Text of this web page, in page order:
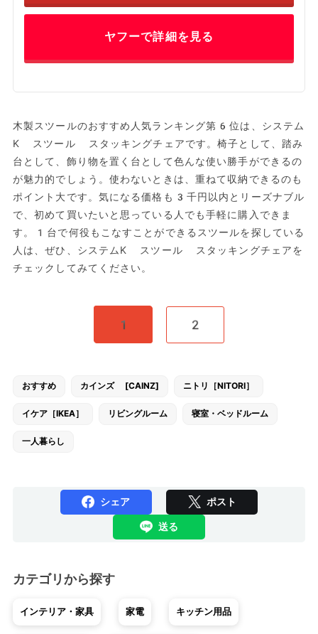
ヤフーで詳細を見る
木製スツールのおすすめ人気ランキング第6位は、システム
K スツール スタッキングチェアです。椅子として、踏み
台として、飾り物を置く台として色んな使い勝手ができるの
が魅力的でしょう。使わないときは、重ねて収納できるのも
ポイント大です。気になる価格も3千円以内とリーズナブル
で、初めて買いたいと思っている人でも手軽に購入できま
す。1台で何役もこなすことができるスツールを探している
人は、ぜひ、システムK スツール スタッキングチェアを
チェックしてみてください。
1 2
おすすめ カインズ [CAINZ] ニトリ［NITORI］
イケア［IKEA］ リビングルーム 寝室・ベッドルーム
一人暮らし
シェア ポスト
送る
カテゴリから探す
インテリア・家具 家電 キッチン用品